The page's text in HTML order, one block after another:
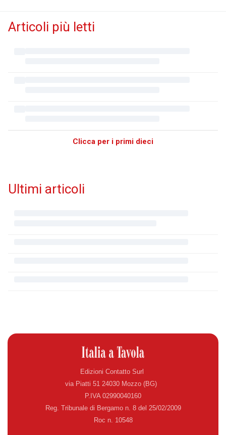
Articoli più letti
Clicca per i primi dieci
Ultimi articoli
Edizioni Contatto Surl
via Piatti 51 24030 Mozzo (BG)
P.IVA 02990040160
Reg. Tribunale di Bergamo n. 8 del 25/02/2009
Roc n. 10548